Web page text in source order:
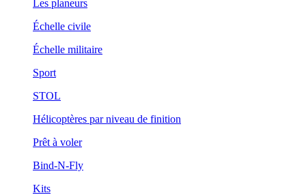
Les planeurs
Échelle civile
Échelle militaire
Sport
STOL
Hélicoptères par niveau de finition
Prêt à voler
Bind-N-Fly
Kits